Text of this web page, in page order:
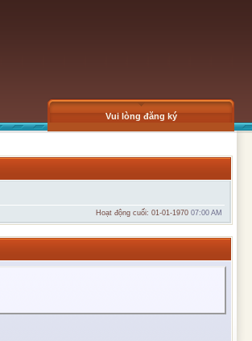
Vui lòng đăng ký
Hoạt động cuối: 01-01-1970 07:00 AM